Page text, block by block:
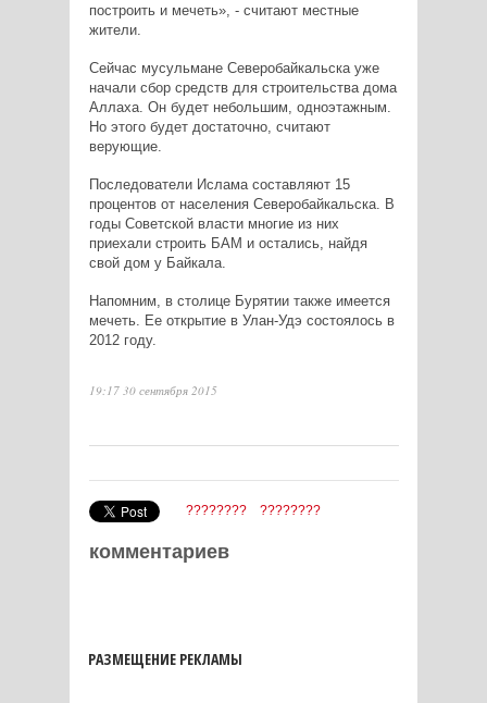
построить и мечеть», - считают местные
жители.
Сейчас мусульмане Северобайкальска уже
начали сбор средств для строительства дома
Аллаха. Он будет небольшим, одноэтажным.
Но этого будет достаточно, считают
верующие.
Последователи Ислама составляют 15
процентов от населения Северобайкальска. В
годы Советской власти многие из них
приехали строить БАМ и остались, найдя
свой дом у Байкала.
Напомним, в столице Бурятии также имеется
мечеть. Ее открытие в Улан-Удэ состоялось в
2012 году.
19:17 30 сентября 2015
???????? ????????
комментариев
РАЗМЕЩЕНИЕ РЕКЛАМЫ